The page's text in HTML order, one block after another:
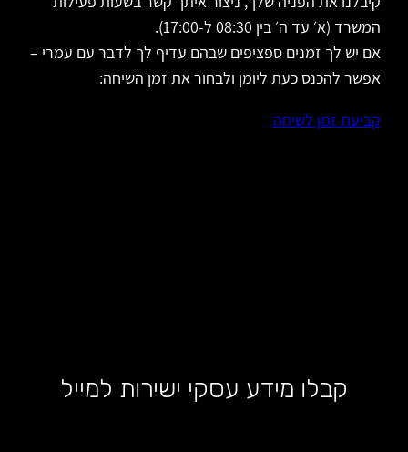
המשרד (א׳ עד ה׳ בין 08:30 ל-17:00).
אם יש לך זמנים ספציפים שבהם עדיף לך לדבר עם עמרי –
אפשר להכנס כעת ליומן ולבחור את זמן השיחה:
קביעת זמן לשיחה
קבלו מידע עסקי ישירות למייל